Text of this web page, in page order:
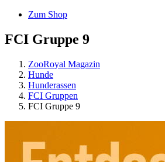
Zum Shop
FCI Gruppe 9
ZooRoyal Magazin
Hunde
Hunderassen
FCI Gruppen
FCI Gruppe 9